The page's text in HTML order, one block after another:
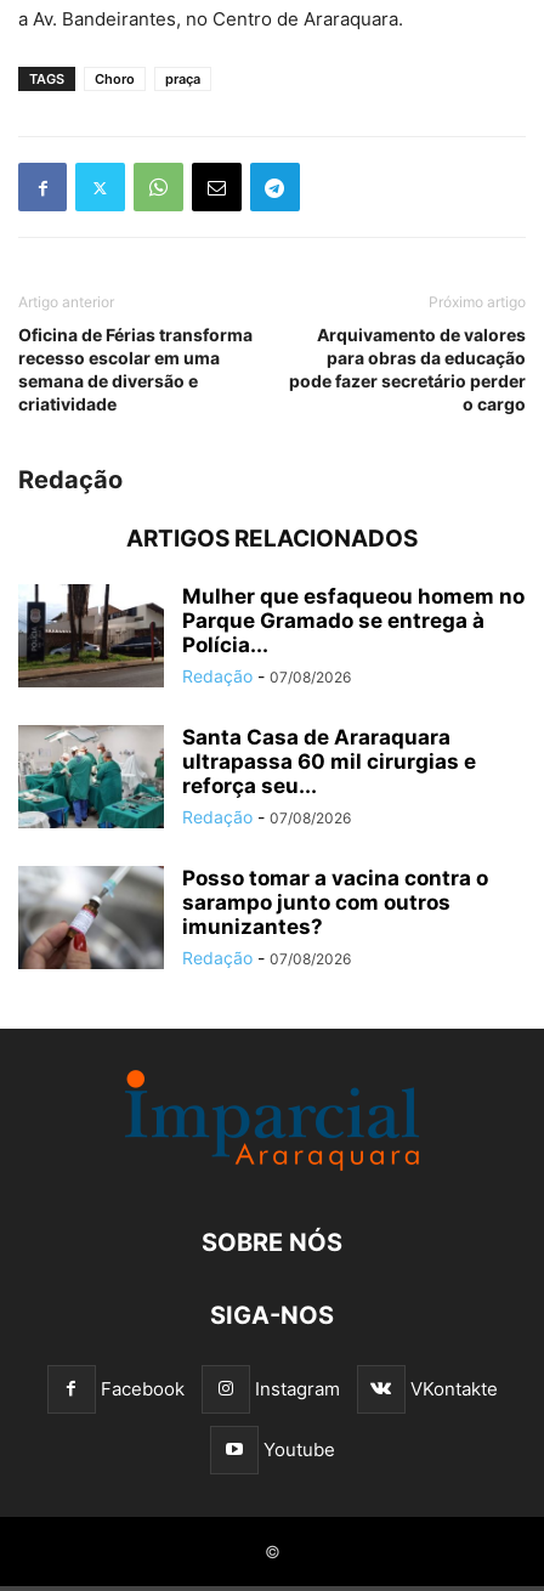
a Av. Bandeirantes, no Centro de Araraquara.
TAGS Choro praça
Artigo anterior
Oficina de Férias transforma
recesso escolar em uma
semana de diversão e
criatividade
Próximo artigo
Arquivamento de valores
para obras da educação
pode fazer secretário perder
o cargo
Redação
ARTIGOS RELACIONADOS
Mulher que esfaqueou homem no
Parque Gramado se entrega à
Polícia...
Redação - 07/08/2026
Santa Casa de Araraquara
ultrapassa 60 mil cirurgias e
reforça seu...
Redação - 07/08/2026
Posso tomar a vacina contra o
sarampo junto com outros
imunizantes?
Redação - 07/08/2026
SOBRE NÓS
SIGA-NOS
Facebook Instagram VKontakte
Youtube
©